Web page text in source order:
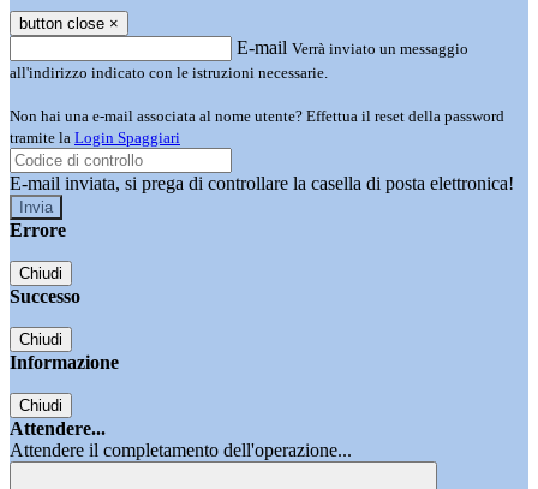
button close ×
E-mail Verrà inviato un messaggio
all'indirizzo indicato con le istruzioni necessarie.
Non hai una e-mail associata al nome utente? Effettua il reset della password
tramite la Login Spaggiari
E-mail inviata, si prega di controllare la casella di posta elettronica!
Errore
Chiudi
Successo
Chiudi
Informazione
Chiudi
Attendere...
Attendere il completamento dell'operazione...